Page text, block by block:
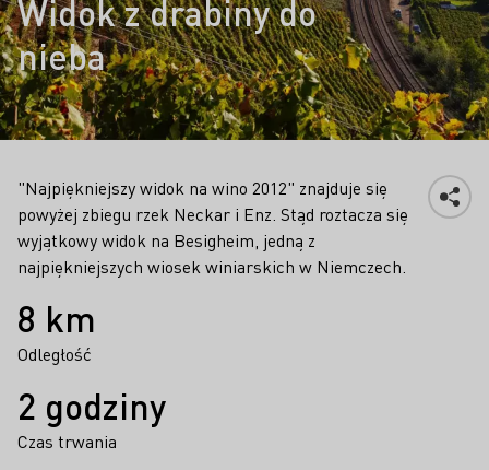
Widok z drabiny do
nieba
"Najpiękniejszy widok na wino 2012" znajduje się
powyżej zbiegu rzek Neckar i Enz. Stąd roztacza się
wyjątkowy widok na Besigheim, jedną z
najpiękniejszych wiosek winiarskich w Niemczech.
Fakty
8 km
Odległość
2 godziny
Czas trwania